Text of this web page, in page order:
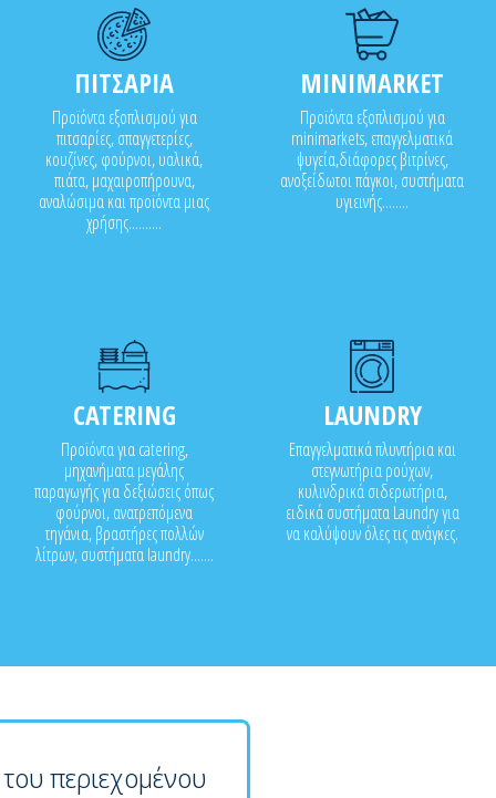
ΠΙΤΣΑΡΙΑ
Προϊόντα εξοπλισμού για
πιτσαρίες, σπαγγετερίες,
κουζίνες, φούρνοι, υαλικά,
πιάτα, μαχαιροπήρουνα,
αναλώσιμα και προϊόντα μιας
χρήσης..........
MINIMARKET
Προϊόντα εξοπλισμού για
minimarkets, επαγγελματικά
ψυγεία,διάφορες βιτρίνες,
ανοξείδωτοι πάγκοι, συστήματα
υγιεινής........
CATERING
Προϊόντα για catering,
μηχανήματα μεγάλης
παραγωγής για δεξιώσεις όπως
φούρνοι, ανατρεπόμενα
τηγάνια, βραστήρες πολλών
λίτρων, συστήματα laundry.......
LAUNDRY
Επαγγελματικά πλυντήρια και
στεγνωτήρια ρούχων,
κυλινδρικά σιδερωτήρια,
ειδικά συστήματα Laundry για
να καλύψουν όλες τις ανάγκες.
περιεχομένου